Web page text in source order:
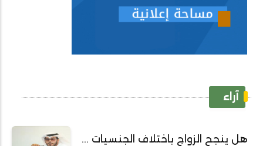
آراء
هل ينجح الزواج باختلاف الجنسيات ...